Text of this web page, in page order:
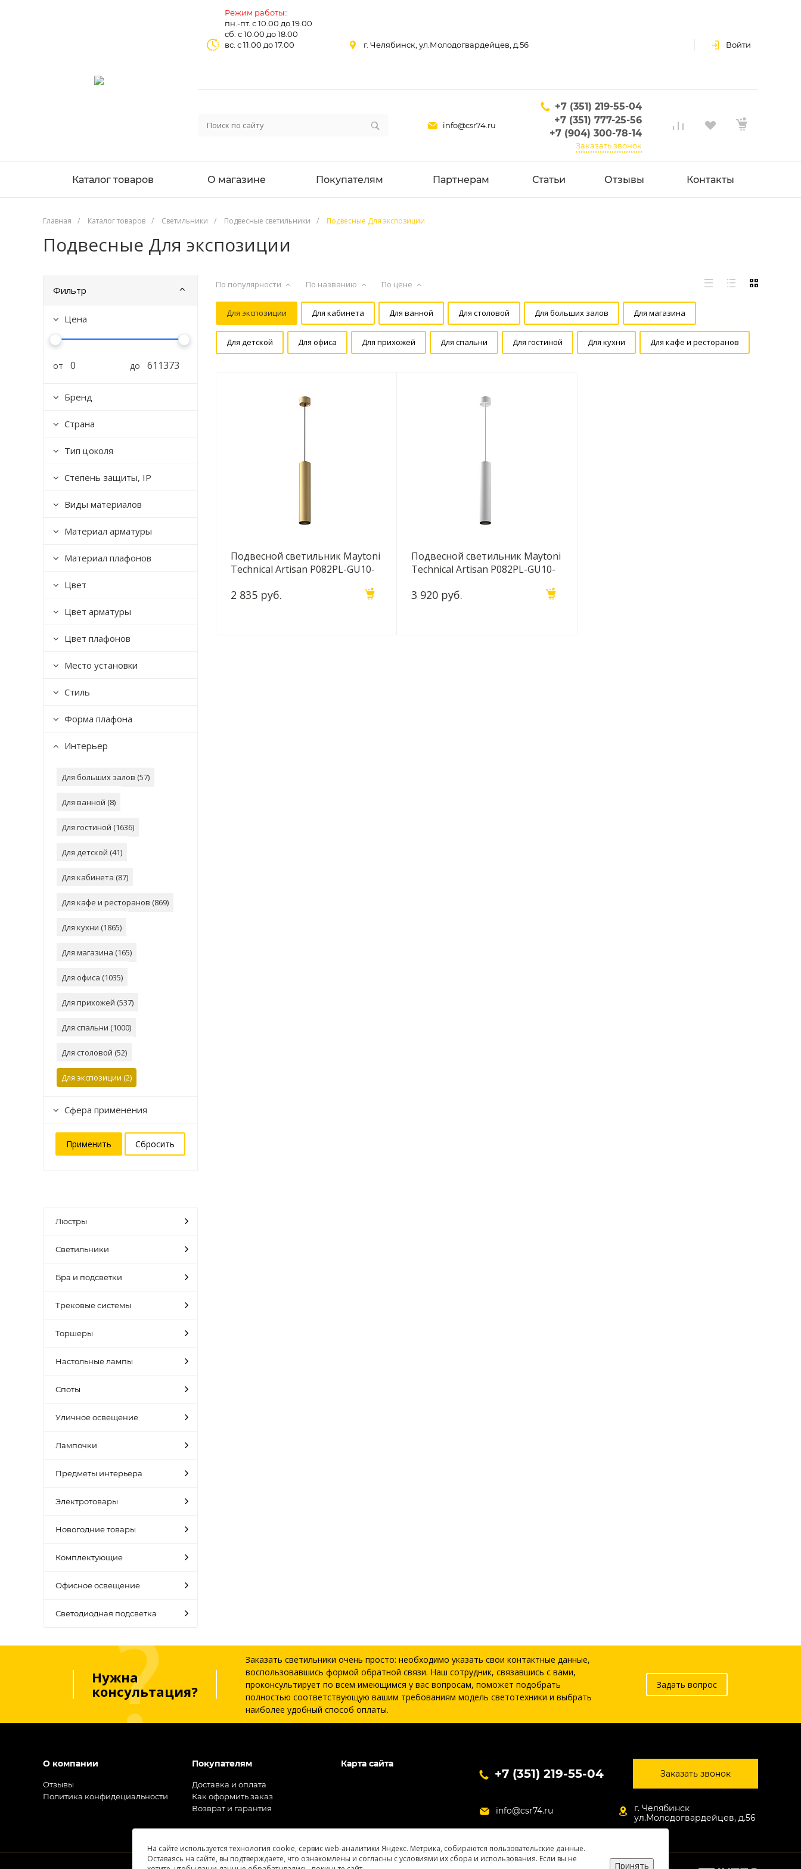
Режим работы::
пн.-пт. с 10.00 до 19.00
сб. с 10.00 до 18.00
вс. с 11.00 до 17.00
г. Челябинск, ул.Молодогвардейцев, д.56 Войти
info@csr74.ru
+7 (351) 219-55-04
+7 (351) 777-25-56
+7 (904) 300-78-14
Заказать звонок
Каталог товаров О магазине Покупателям Партнерам Статьи Отзывы Контакты
Главная / Каталог товаров / Светильники / Подвесные светильники / Подвесные Для экспозиции
Подвесные Для экспозиции
Фильтр
Цена
от до
Бренд
Страна
Тип цоколя
Степень защиты, IP
Виды материалов
Материал арматуры
Материал плафонов
Цвет
Цвет арматуры
Цвет плафонов
Место установки
Стиль
Форма плафона
Интерьер
Для больших залов (57)
Для ванной (8)
Для гостиной (1636)
Для детской (41)
Для кабинета (87)
Для кафе и ресторанов (869)
Для кухни (1865)
Для магазина (165)
Для офиса (1035)
Для прихожей (537)
Для спальни (1000)
Для столовой (52)
Для экспозиции (2)
Сфера применения
Люстры
Светильники
Бра и подсветки
Трековые системы
Торшеры
Настольные лампы
Споты
Уличное освещение
Лампочки
Предметы интерьера
Электротовары
Новогодние товары
Комплектующие
Офисное освещение
Светодиодная подсветка
По популярности По названию По цене
Для экспозиции Для кабинета Для ванной Для столовой Для больших залов Для магазина
Для детской Для офиса Для прихожей Для спальни Для гостиной Для кухни Для кафе и ресторанов
Подвесной светильник Maytoni
Technical Artisan P082PL-GU10-
2 835 руб.
Подвесной светильник Maytoni
Technical Artisan P082PL-GU10-
3 920 руб.
Нужна
консультация?
Заказать светильники очень просто: необходимо указать свои контактные данные,
воспользовавшись формой обратной связи. Наш сотрудник, связавшись с вами,
проконсультирует по всем имеющимся у вас вопросам, поможет подобрать
полностью соответствующую вашим требованиям модель светотехники и выбрать
наиболее удобный способ оплаты.
Задать вопрос
О компании
Отзывы
Политика конфидециальности
Покупателям
Доставка и оплата
Как оформить заказ
Возврат и гарантия
Карта сайта
+7 (351) 219-55-04 Заказать звонок
info@csr74.ru
г. Челябинск
ул.Молодогвардейцев, д.56
На сайте используется технология cookie, сервис web-аналитики Яндекс. Метрика, собираются пользовательские данные.
Оставаясь на сайте, вы подтверждаете, что ознакомлены и согласны с условиями их сбора и использования. Если вы не
Принять